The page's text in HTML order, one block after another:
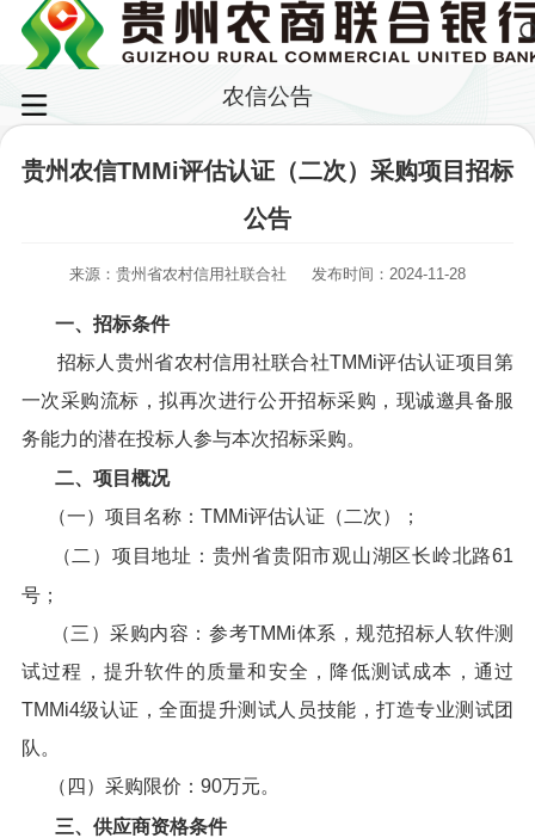
农信公告
贵州农信TMMi评估认证（二次）采购项目招标
公告
来源：贵州省农村信用社联合社 发布时间：2024-11-28
一、招标条件
招标人贵州省农村信用社联合社TMMi评估认证项目第
一次采购流标，拟再次进行公开招标采购，现诚邀具备服
务能力的潜在投标人参与本次招标采购。
二、项目概况
（一）项目名称：TMMi评估认证（二次）；
（二）项目地址：贵州省贵阳市观山湖区长岭北路61
号；
（三）采购内容：参考TMMi体系，规范招标人软件测
试过程，提升软件的质量和安全，降低测试成本，通过
TMMi4级认证，全面提升测试人员技能，打造专业测试团
队。
（四）采购限价：90万元。
三、供应商资格条件